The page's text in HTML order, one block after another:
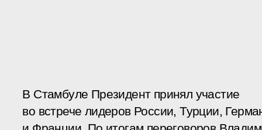
В Стамбуле Президент принял участие
во встрече лидеров России, Турции,